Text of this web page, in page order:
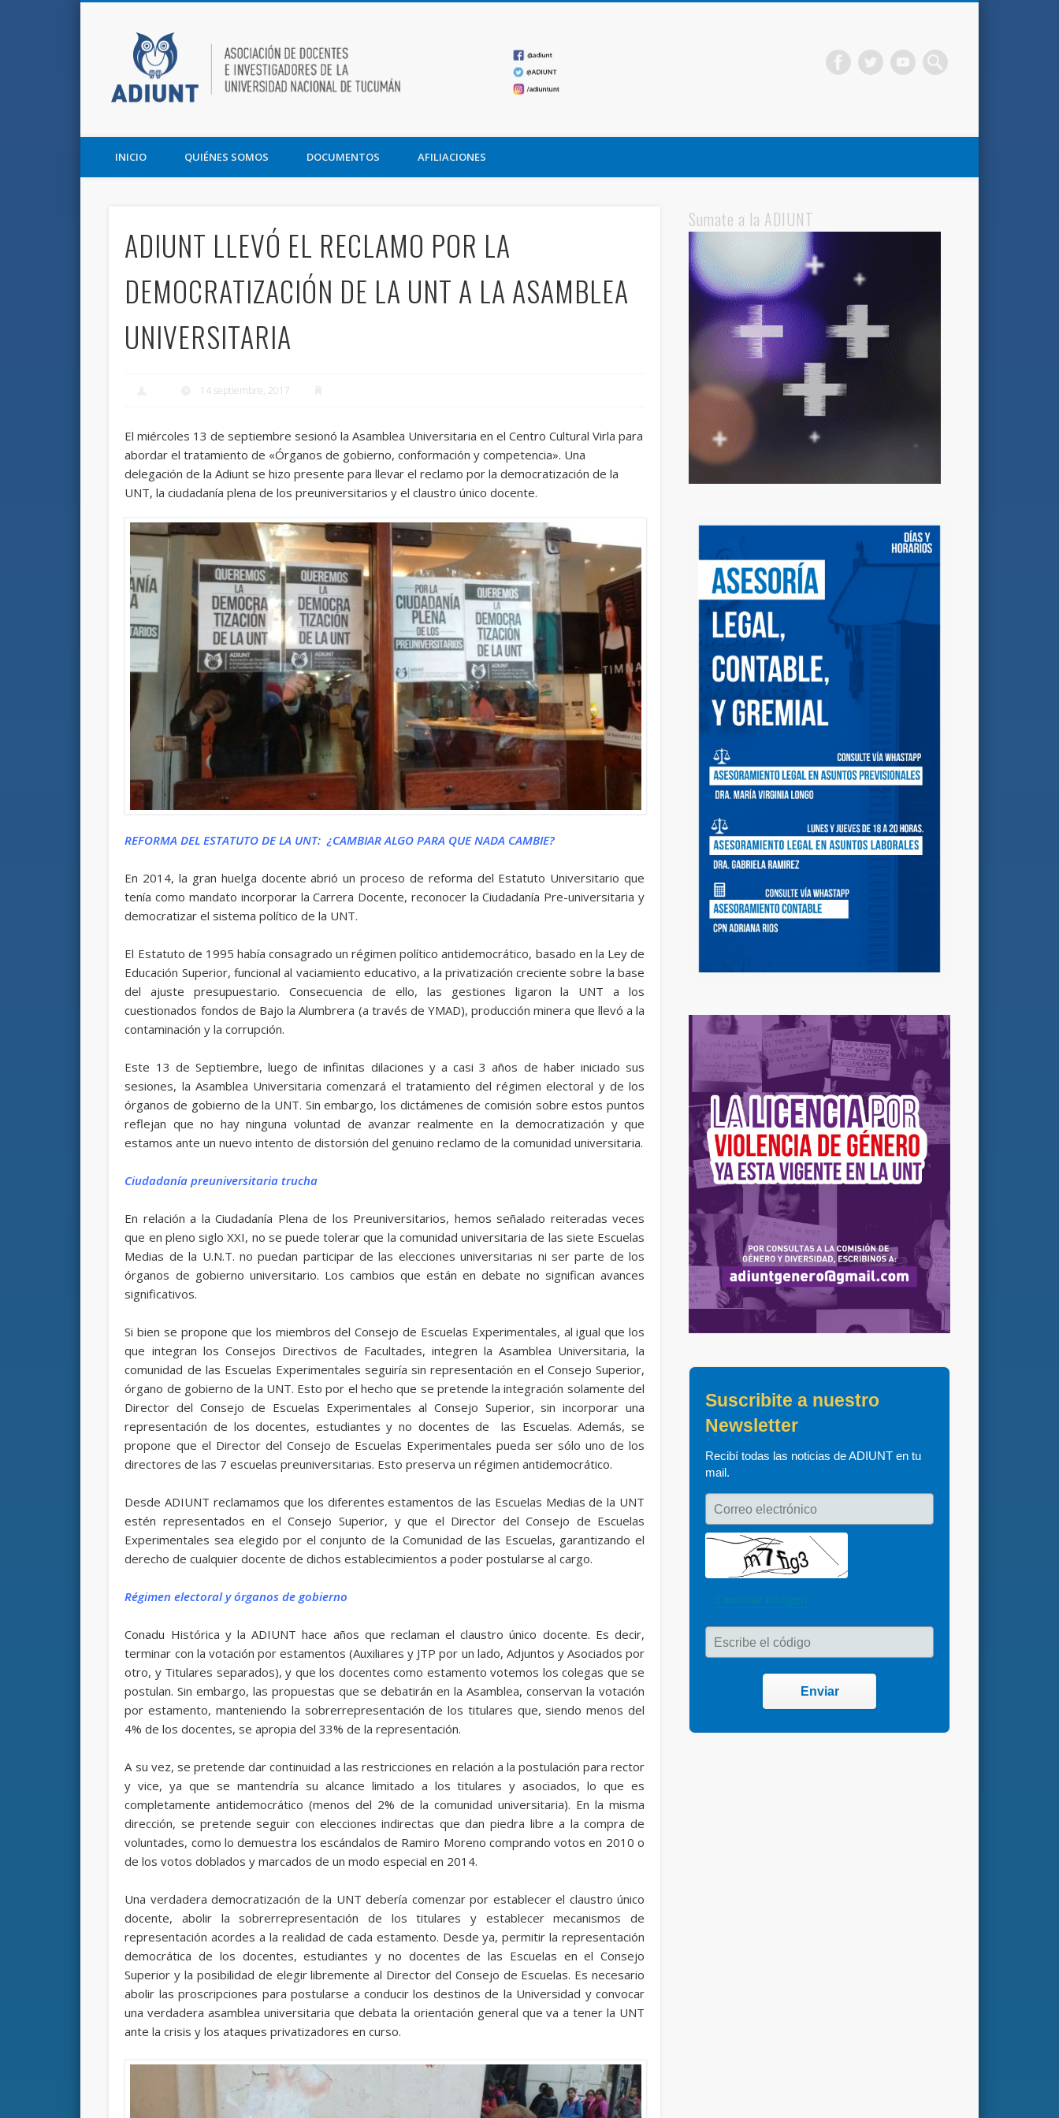
Asociación de Docentes e Investigadores de la UNT y la Fundación Miguel Lillo
INICIO QUIÉNES SOMOS DOCUMENTOS AFILIACIONES
ADIUNT LLEVÓ EL RECLAMO POR LA
DEMOCRATIZACIÓN DE LA UNT A LA ASAMBLEA
UNIVERSITARIA
14 septiembre, 2017
El miércoles 13 de septiembre sesionó la Asamblea Universitaria en el Centro Cultural Virla para
abordar el tratamiento de «Órganos de gobierno, conformación y competencia». Una
delegación de la Adiunt se hizo presente para llevar el reclamo por la democratización de la
UNT, la ciudadanía plena de los preuniversitarios y el claustro único docente.
REFORMA DEL ESTATUTO DE LA UNT: ¿CAMBIAR ALGO PARA QUE NADA CAMBIE?
En 2014, la gran huelga docente abrió un proceso de reforma del Estatuto Universitario que
tenía como mandato incorporar la Carrera Docente, reconocer la Ciudadanía Pre-universitaria y
democratizar el sistema político de la UNT.
El Estatuto de 1995 había consagrado un régimen político antidemocrático, basado en la Ley de
Educación Superior, funcional al vaciamiento educativo, a la privatización creciente sobre la base
del ajuste presupuestario. Consecuencia de ello, las gestiones ligaron la UNT a los
cuestionados fondos de Bajo la Alumbrera (a través de YMAD), producción minera que llevó a la
contaminación y la corrupción.
Este 13 de Septiembre, luego de infinitas dilaciones y a casi 3 años de haber iniciado sus
sesiones, la Asamblea Universitaria comenzará el tratamiento del régimen electoral y de los
órganos de gobierno de la UNT. Sin embargo, los dictámenes de comisión sobre estos puntos
reflejan que no hay ninguna voluntad de avanzar realmente en la democratización y que
estamos ante un nuevo intento de distorsión del genuino reclamo de la comunidad universitaria.
Ciudadanía preuniversitaria trucha
En relación a la Ciudadanía Plena de los Preuniversitarios, hemos señalado reiteradas veces
que en pleno siglo XXI, no se puede tolerar que la comunidad universitaria de las siete Escuelas
Medias de la U.N.T. no puedan participar de las elecciones universitarias ni ser parte de los
órganos de gobierno universitario. Los cambios que están en debate no significan avances
significativos.
Si bien se propone que los miembros del Consejo de Escuelas Experimentales, al igual que los
que integran los Consejos Directivos de Facultades, integren la Asamblea Universitaria, la
comunidad de las Escuelas Experimentales seguiría sin representación en el Consejo Superior,
órgano de gobierno de la UNT. Esto por el hecho que se pretende la integración solamente del
Director del Consejo de Escuelas Experimentales al Consejo Superior, sin incorporar una
representación de los docentes, estudiantes y no docentes de las Escuelas. Además, se
propone que el Director del Consejo de Escuelas Experimentales pueda ser sólo uno de los
directores de las 7 escuelas preuniversitarias. Esto preserva un régimen antidemocrático.
Desde ADIUNT reclamamos que los diferentes estamentos de las Escuelas Medias de la UNT
estén representados en el Consejo Superior, y que el Director del Consejo de Escuelas
Experimentales sea elegido por el conjunto de la Comunidad de las Escuelas, garantizando el
derecho de cualquier docente de dichos establecimientos a poder postularse al cargo.
Régimen electoral y órganos de gobierno
Conadu Histórica y la ADIUNT hace años que reclaman el claustro único docente. Es decir,
terminar con la votación por estamentos (Auxiliares y JTP por un lado, Adjuntos y Asociados por
otro, y Titulares separados), y que los docentes como estamento votemos los colegas que se
postulan. Sin embargo, las propuestas que se debatirán en la Asamblea, conservan la votación
por estamento, manteniendo la sobrerrepresentación de los titulares que, siendo menos del
4% de los docentes, se apropia del 33% de la representación.
A su vez, se pretende dar continuidad a las restricciones en relación a la postulación para rector
y vice, ya que se mantendría su alcance limitado a los titulares y asociados, lo que es
completamente antidemocrático (menos del 2% de la comunidad universitaria). En la misma
dirección, se pretende seguir con elecciones indirectas que dan piedra libre a la compra de
voluntades, como lo demuestra los escándalos de Ramiro Moreno comprando votos en 2010 o
de los votos doblados y marcados de un modo especial en 2014.
Una verdadera democratización de la UNT debería comenzar por establecer el claustro único
docente, abolir la sobrerrepresentación de los titulares y establecer mecanismos de
representación acordes a la realidad de cada estamento. Desde ya, permitir la representación
democrática de los docentes, estudiantes y no docentes de las Escuelas en el Consejo
Superior y la posibilidad de elegir libremente al Director del Consejo de Escuelas. Es necesario
abolir las proscripciones para postularse a conducir los destinos de la Universidad y convocar
una verdadera asamblea universitaria que debata la orientación general que va a tener la UNT
ante la crisis y los ataques privatizadores en curso.
Sumate a la ADIUNT
Suscribite a nuestro
Newsletter
Recibí todas las noticias de ADIUNT en tu
mail.
Correo electrónico
Cambiar imagen
Escribe el código